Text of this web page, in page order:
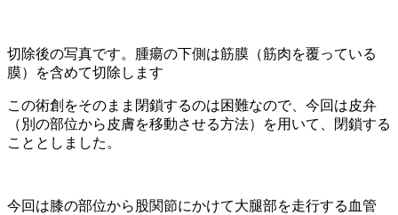
切除後の写真です。腫瘍の下側は筋膜（筋肉を覆っている
膜）を含めて切除します
この術創をそのまま閉鎖するのは困難なので、今回は皮弁
（別の部位から皮膚を移動させる方法）を用いて、閉鎖する
こととしました。
今回は膝の部位から股関節にかけて大腿部を走行する血管